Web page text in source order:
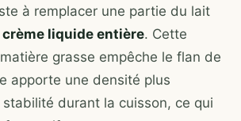
à remplacer une partie du lait
crème liquide entière. Cette
grasse empêche le flan de
apporte une densité plus
durant la cuisson, ce qui